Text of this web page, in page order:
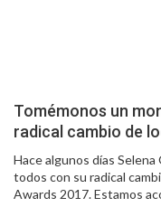
Tomémonos un
radical cambio de
Hace algunos días
todos con su radical
Awards 2017. Estamos